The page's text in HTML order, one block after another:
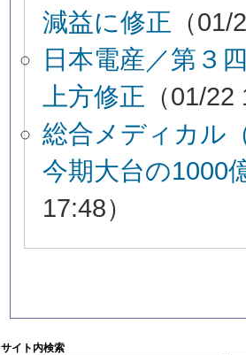
減益に修正 （
日本電産／第
上方修正 （01/
総合メディカ
今期大台の1000
17:48）
サイト内検索